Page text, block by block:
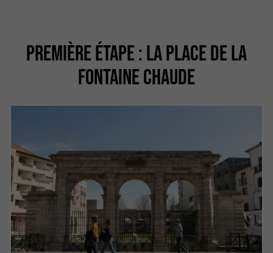
PREMIÈRE ÉTAPE : LA PLACE DE LA
FONTAINE CHAUDE